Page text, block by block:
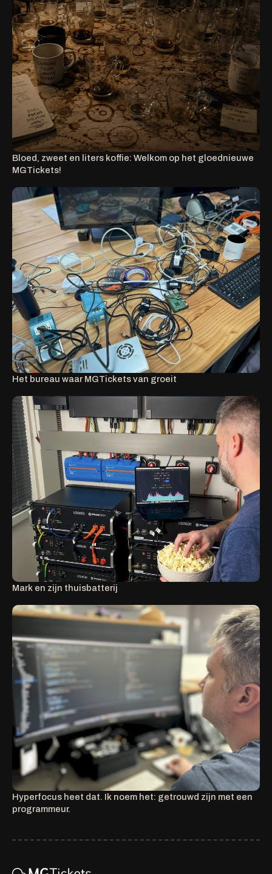
Bloed, zweet en liters koffie: Welkom op het gloednieuwe
MGTickets!
Het bureau waar MGTickets van groeit
Mark en zijn thuisbatterij
Hyperfocus heet dat. Ik noem het: getrouwd zijn met een
programmeur.